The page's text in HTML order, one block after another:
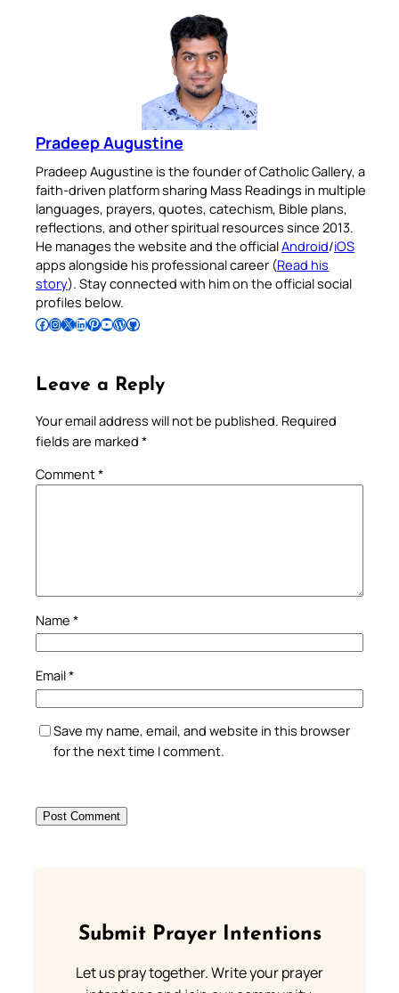
Pradeep Augustine
Pradeep Augustine is the founder of Catholic Gallery, a
faith-driven platform sharing Mass Readings in multiple
languages, prayers, quotes, catechism, Bible plans,
reflections, and other spiritual resources since 2013.
He manages the website and the officialAndroid/iOS
apps alongside his professional career (Read his
story). Stay connected with him on the official social
profiles below.
Follow Pradeep on Facebook Follow Pradeep on InstagramFollow Pradeep on X Follow Pradeep on LinkedIn Follow Pradeep on Pinterest Subscribe to Pradeep’s Youtube Channel Follow Pradeep on WordPress Follow Pradeep on GitHub
Leave a Reply
Your email address will not be published. Required
fields are marked *
Comment*
Name *
Email*
Save my name, email, and website in this browser
for the next time I comment.
Submit Prayer Intentions
Let us pray together. Write your prayer